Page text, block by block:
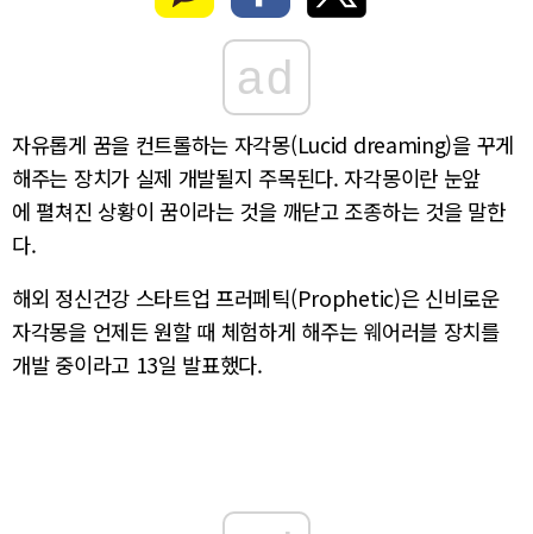
ad
자유롭게 꿈을 컨트롤하는 자각몽(Lucid dreaming)을 꾸게
해주는 장치가 실제 개발될지 주목된다. 자각몽이란 눈앞
에 펼쳐진 상황이 꿈이라는 것을 깨닫고 조종하는 것을 말한
다.
해외 정신건강 스타트업 프러페틱(Prophetic)은 신비로운
자각몽을 언제든 원할 때 체험하게 해주는 웨어러블 장치를
개발 중이라고 13일 발표했다.